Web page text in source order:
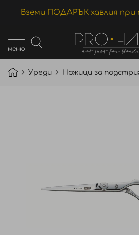
Вземи ПОДАРЪК хавлия при
меню
Уреди Ножици за